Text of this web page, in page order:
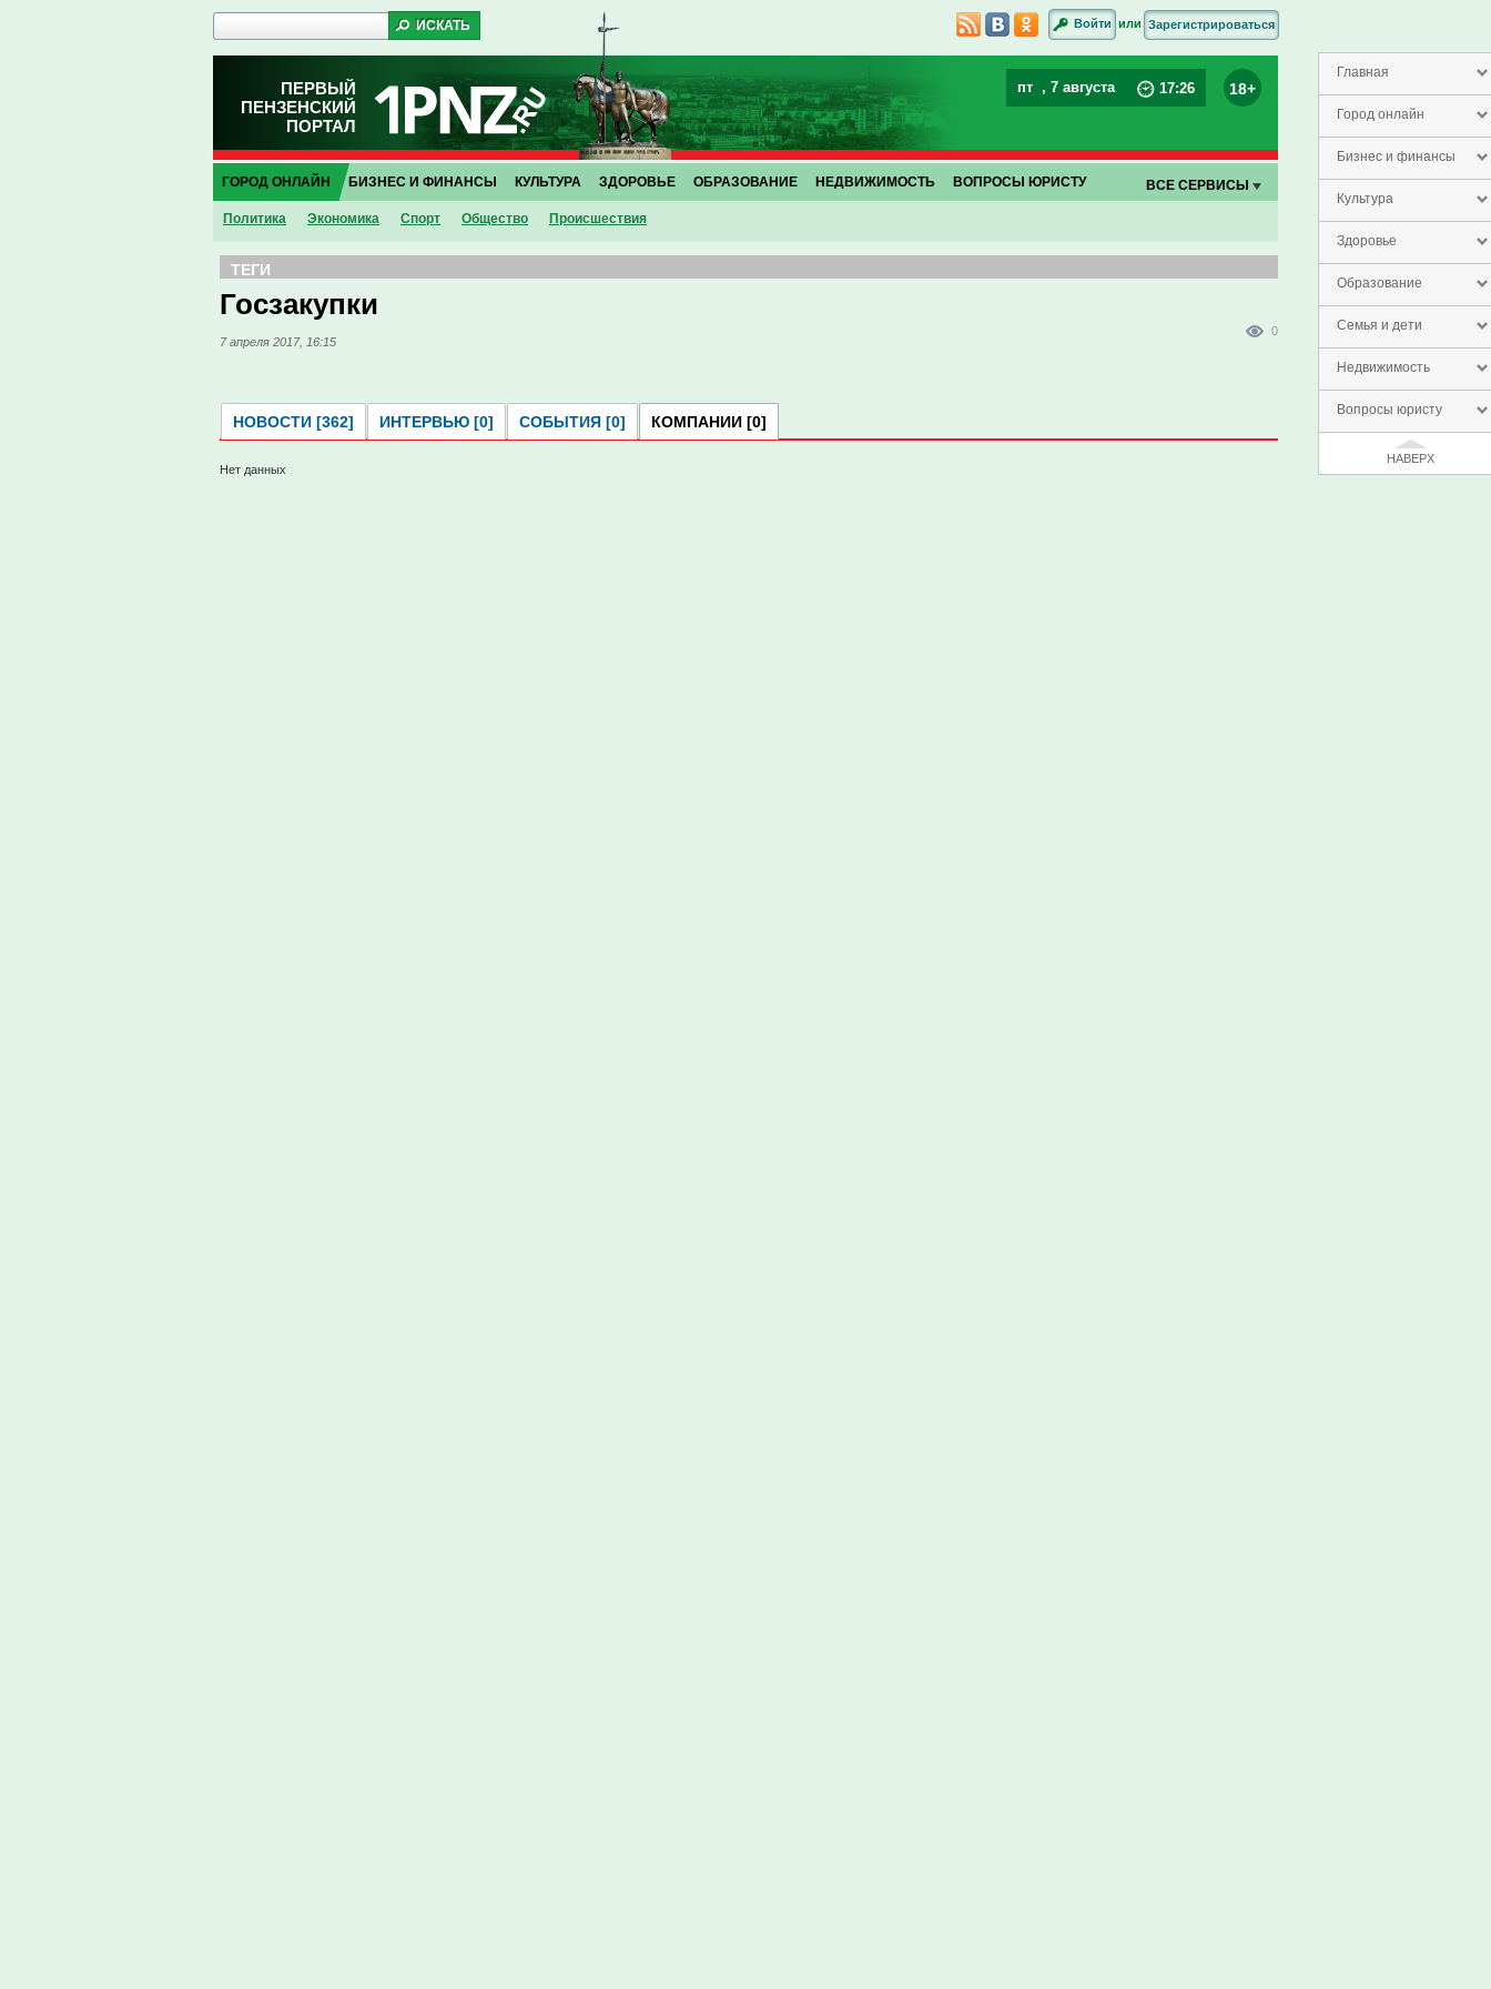
Главная
Город онлайн
Бизнес и финансы
Культура
Здоровье
Образование
Семья и дети
Недвижимость
Вопросы юристу
НАВЕРХ
Войти или Зарегистрироваться
ПЕРВЫЙ
ПЕНЗЕНСКИЙ
ПОРТАЛ
пт , 7 августа 17:26 18+
ГОРОД ОНЛАЙН
Политика Экономика Спорт Общество Проиcшествия
БИЗНЕС И ФИНАНСЫ КУЛЬТУРА ЗДОРОВЬЕ ОБРАЗОВАНИЕ НЕДВИЖИМОСТЬ ВОПРОСЫ ЮРИСТУ ВСЕ СЕРВИСЫ
ТЕГИ
Госзакупки
7 апреля 2017, 16:15
0
НОВОСТИ [362] ИНТЕРВЬЮ [0] СОБЫТИЯ [0] КОМПАНИИ [0]
Нет данных